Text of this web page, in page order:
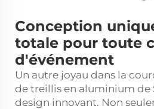
Conception
totale pour toute
d'événement
Un autre joyau dans la
de treillis en aluminium de
design innovant. Non